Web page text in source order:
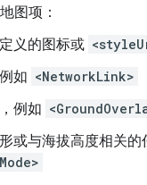
图项：
义的图标或
如 <NetworkLink>
例如
或与海拔高度相关的